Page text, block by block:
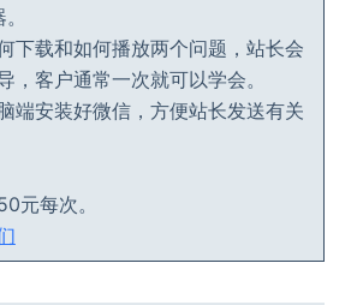
下载和如何播放两个问题，站长会
，客户通常一次就可以学会。
端安装好微信，方便站长发送有关
元每次。